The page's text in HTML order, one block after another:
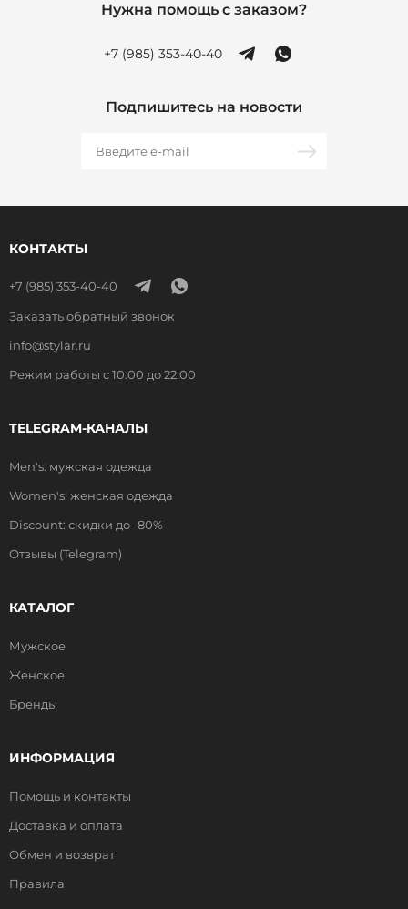
Нужна помощь с заказом?
+7 (985) 353-40-40
Подпишитесь на новости
КОНТАКТЫ
+7 (985) 353-40-40
Заказать обратный звонок
info@stylar.ru
Режим работы с 10:00 до 22:00
TELEGRAM-КАНАЛЫ
Men's: мужская одежда
Women's: женская одежда
Discount: скидки до -80%
Отзывы (Telegram)
КАТАЛОГ
Мужское
Женское
Бренды
ИНФОРМАЦИЯ
Помощь и контакты
Доставка и оплата
Обмен и возврат
Правила